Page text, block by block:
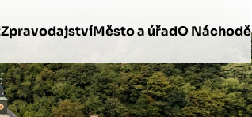
ZpravodajstvíMěsto a úřadO Náchodě